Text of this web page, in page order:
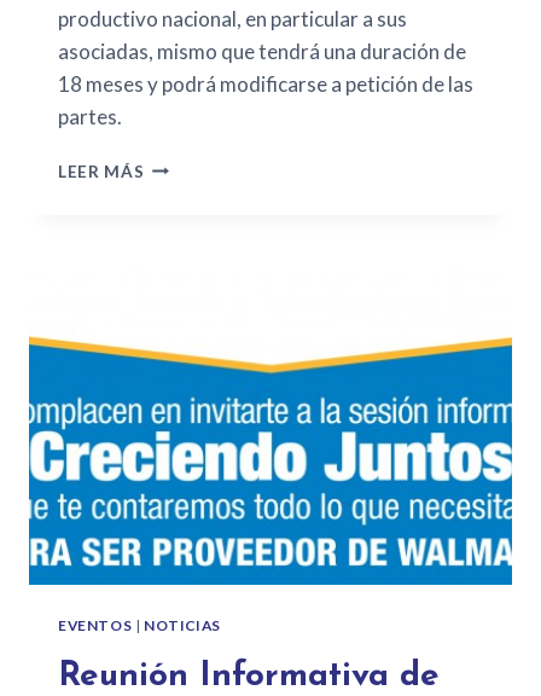
productivo nacional, en particular a sus
asociadas, mismo que tendrá una duración de
18 meses y podrá modificarse a petición de las
partes.
LEER MÁS
EVENTOS | NOTICIAS
Reunión Informativa de